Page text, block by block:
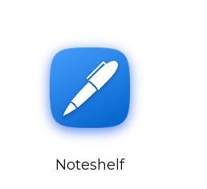
Noteshelf